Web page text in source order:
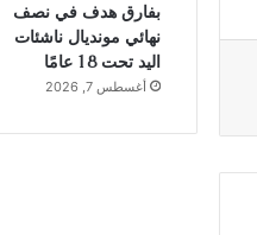
بفارق هدف في نصف
نهائي مونديال ناشئات
اليد تحت 18 عامًا
أغسطس 7, 2026